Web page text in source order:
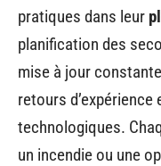
pratiques dans leur
planification des
mise à jour
retours
technologiques.
un incendie ou une